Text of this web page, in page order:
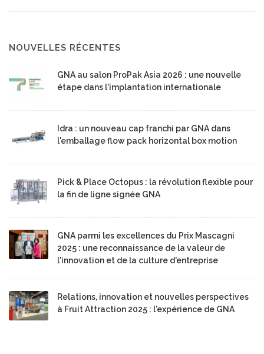
NOUVELLES RÉCENTES
GNA au salon ProPak Asia 2026 : une nouvelle
étape dans l'implantation internationale
Idra : un nouveau cap franchi par GNA dans
l'emballage flow pack horizontal box motion
Pick & Place Octopus : la révolution flexible pour
la fin de ligne signée GNA
GNA parmi les excellences du Prix Mascagni
2025 : une reconnaissance de la valeur de
l'innovation et de la culture d'entreprise
Relations, innovation et nouvelles perspectives
à Fruit Attraction 2025 : l'expérience de GNA